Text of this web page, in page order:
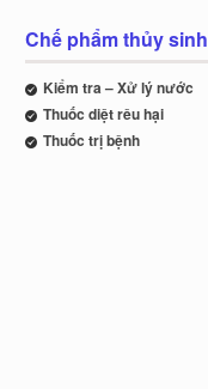
Chế phẩm thủy sinh
Kiểm tra – Xử lý nước
Thuốc diệt rêu hại
Thuốc trị bệnh